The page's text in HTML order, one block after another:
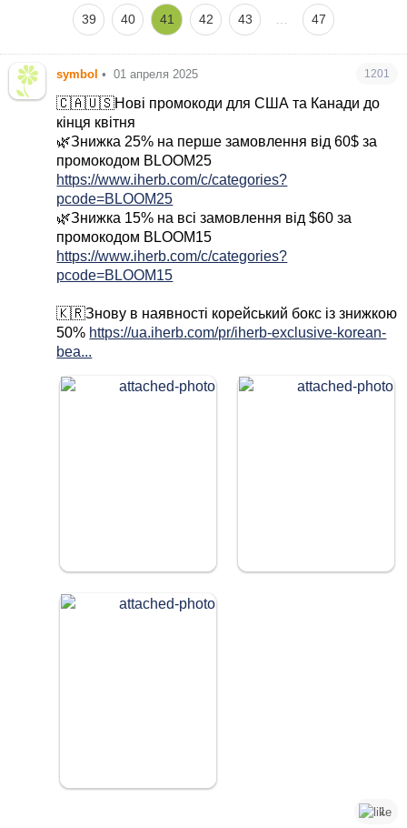
39 40 41 42 43 47
symbol • 01 апреля 2025 1201
🇨🇦🇺🇸Нові промокоди для США та Канади до
кінця квітня
🌿Знижка 25% на перше замовлення від 60$ за
промокодом BLOOM25
https://www.iherb.com/c/categories?
pcode=BLOOM25
🌿Знижка 15% на всі замовлення від $60 за
промокодом BLOOM15
https://www.iherb.com/c/categories?
pcode=BLOOM15
🇰🇷Знову в наявності корейський бокс із знижкою
50% https://ua.iherb.com/pr/iherb-exclusive-korean-
bea...
1